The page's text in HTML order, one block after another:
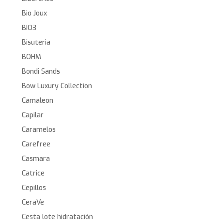
Bio Joux
BIO3
Bisuteria
BOHM
Bondi Sands
Bow Luxury Collection
Camaleon
Capilar
Caramelos
Carefree
Casmara
Catrice
Cepillos
CeraVe
Cesta lote hidratación